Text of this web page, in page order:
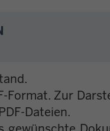
Format. Zur
Dateien.